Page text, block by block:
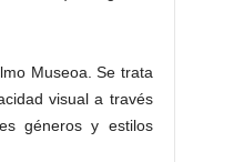
Museoa. Se trata
visual a través
géneros y estilos